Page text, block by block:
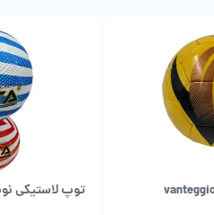
توپ لاستیکی